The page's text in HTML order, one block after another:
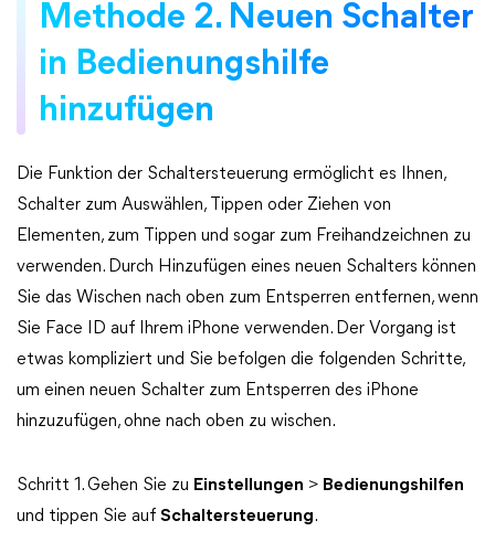
Methode 2. Neuen Schalter
in Bedienungshilfe
hinzufügen
Die Funktion der Schaltersteuerung ermöglicht es Ihnen,
Schalter zum Auswählen, Tippen oder Ziehen von
Elementen, zum Tippen und sogar zum Freihandzeichnen zu
verwenden. Durch Hinzufügen eines neuen Schalters können
Sie das Wischen nach oben zum Entsperren entfernen, wenn
Sie Face ID auf Ihrem iPhone verwenden. Der Vorgang ist
etwas kompliziert und Sie befolgen die folgenden Schritte,
um einen neuen Schalter zum Entsperren des iPhone
hinzuzufügen, ohne nach oben zu wischen.
Schritt 1. Gehen Sie zu Einstellungen > Bedienungshilfen
und tippen Sie auf Schaltersteuerung.